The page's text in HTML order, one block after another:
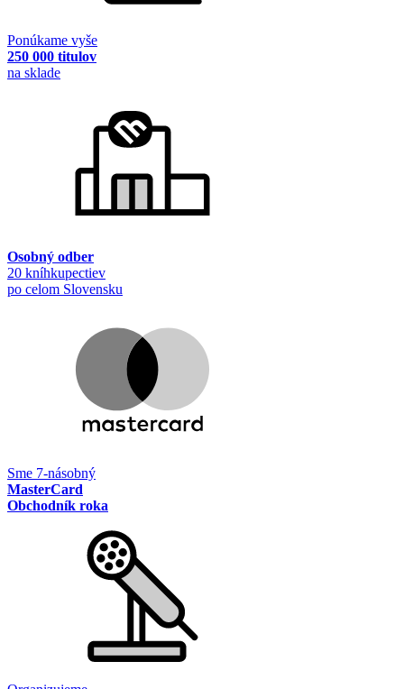
Ponúkame vyše
250 000 titulov
na sklade
Osobný odber
20 kníhkupectiev
po celom Slovensku
Sme 7-násobný
MasterCard
Obchodník roka